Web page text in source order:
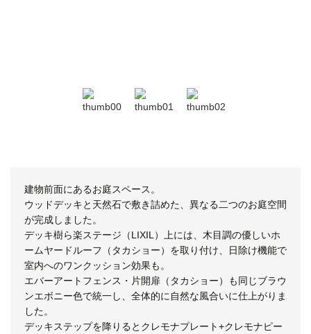
建物前面にあるお庭スペース。
ウッドデッキと天然石で敷き詰めた、異なる二つのお庭空間
が完成しました。
デッキ樹ら楽ステージ（LIXIL）上には、木目調の優しいホ
ームヤードルーフ（タカショー）を取り付け、日除け機能で
室内へのワンクッション効果も。
エバーアートフェンス・片開扉（タカショー）も同じブラウ
ンエボニー色で統一し、全体的に自然な風合いに仕上がりま
した。
デッキステップを降りるとクレモナプレート+クレモナピー